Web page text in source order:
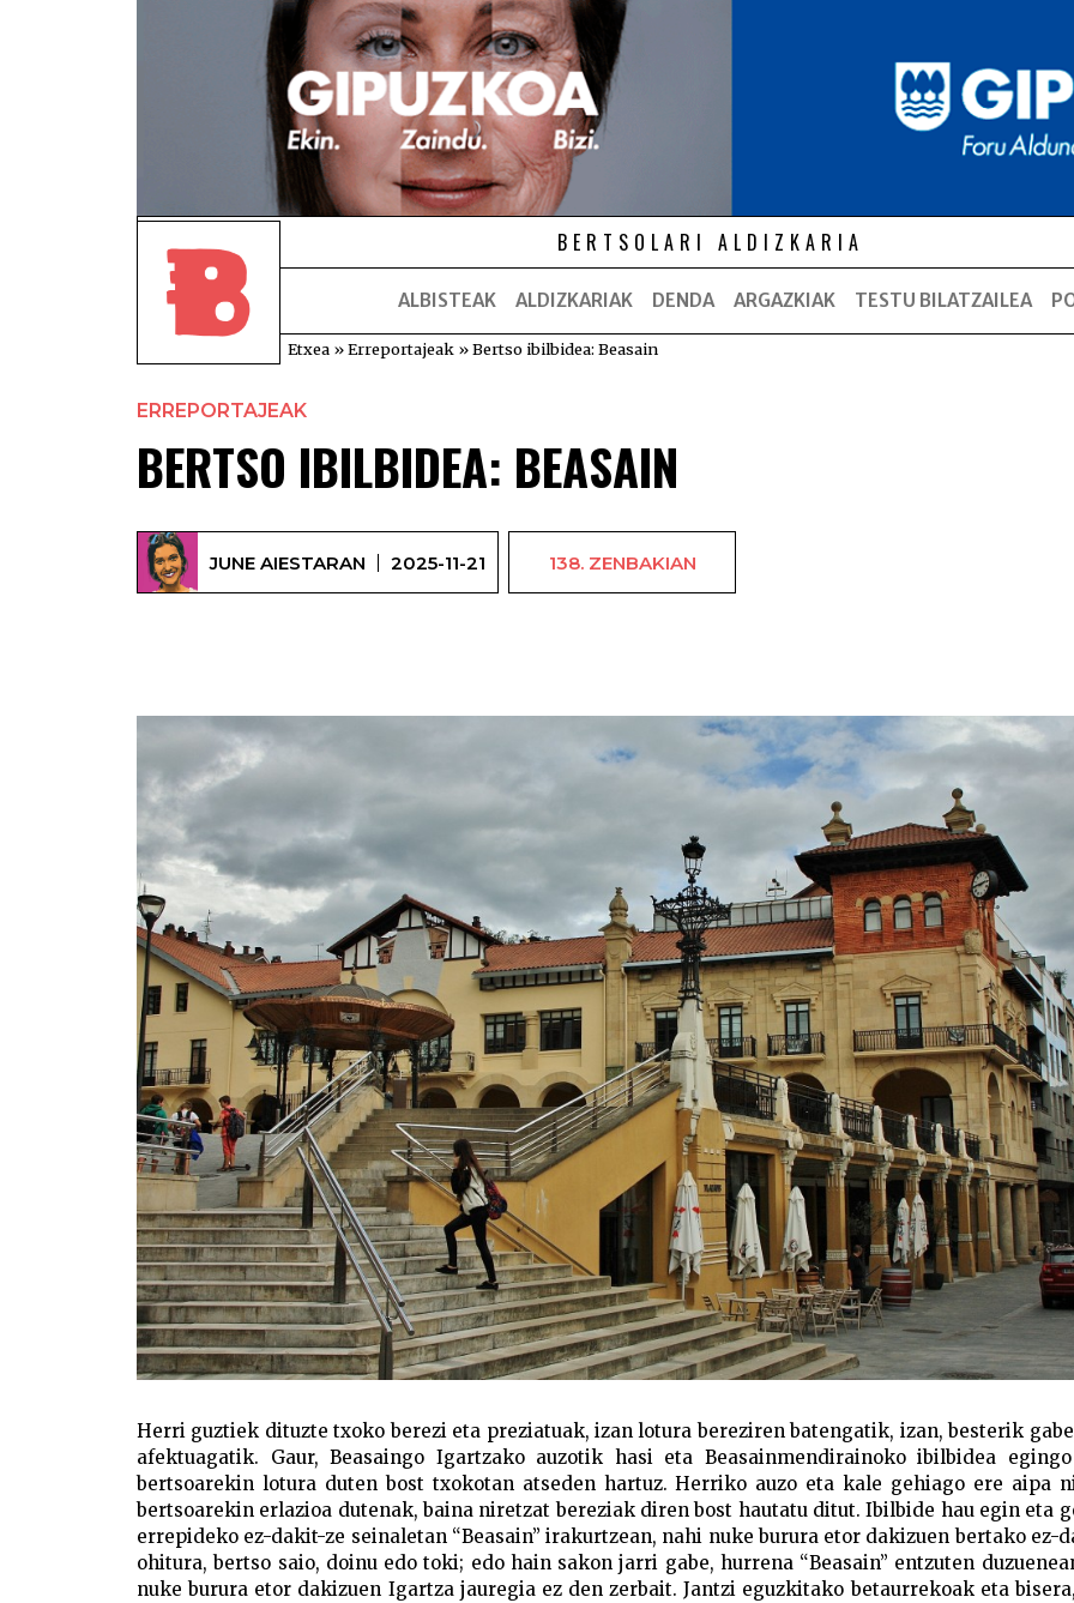
BERTSOLARI ALDIZKARIA
ALBISTEAK ALDIZKARIAK DENDA ARGAZKIAK TESTU BILATZAILEA
Etxea »Erreportajeak »Bertso ibilbidea: Beasain
ERREPORTAJEAK
BERTSO IBILBIDEA: BEASAIN
JUNE AIESTARAN 2025-11-21 138. ZENBAKIAN
Herri guztiek dituzte txoko berezi eta preziatuak, izan lotura bereziren batengatik, izan, besterik
afektuagatik. Gaur, Beasaingo Igartzako auzotik hasi eta Beasainmendirainoko ibilbidea
bertsoarekin lotura duten bost txokotan atseden hartuz. Herriko auzo eta kale gehiago ere aipa
bertsoarekin erlazioa dutenak, baina niretzat bereziak diren bost hautatu ditut. Ibilbide hau egin eta
errepideko ez-dakit-ze seinaletan “Beasain” irakurtzean, nahi nuke burura etor dakizuen bertako ez-
ohitura, bertso saio, doinu edo toki; edo hain sakon jarri gabe, hurrena “Beasain” entzuten
nuke burura etor dakizuen Igartza jauregia ez den zerbait. Jantzi eguzkitako betaurrekoak eta